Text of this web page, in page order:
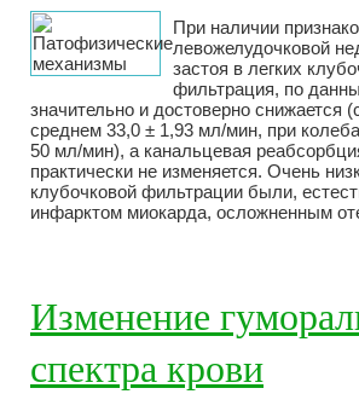
При наличии
левожелудочковой
застоя в легких
фильтрация, по
значительно и достоверно снижается
среднем 33,0 ± 1,93 мл/мин, при
50 мл/мин), а канальцевая
практически не изменяется. Очень
клубочковой фильтрации были,
инфарктом миокарда, осложненным
Изменение
спектра крови